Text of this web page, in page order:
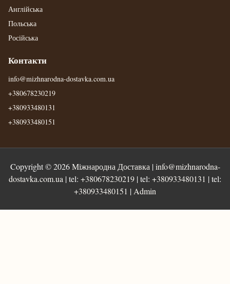
Англійська
Польська
Російська
Контакти
info@mizhnarodna-dostavka.com.ua
+380678230219
+380933480131
+380933480151
Copyright © 2026 Міжнародна Доставка |info@mizhnarodna-
dostavka.com.ua | tel: +380678230219 | tel: +380933480131 | tel:
+380933480151 | Admin